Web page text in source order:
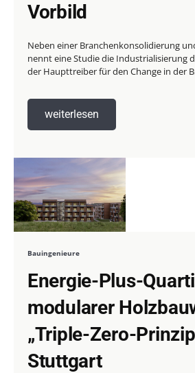
Vorbild
Neben einer Branchenkonsolidierung
nennt eine Studie die Industrialisierung
der Haupttreiber für den Change in der
weiterlesen
Bauingenieure
Energie-Plus-
modularer
„Triple-Zero-
Stuttgart